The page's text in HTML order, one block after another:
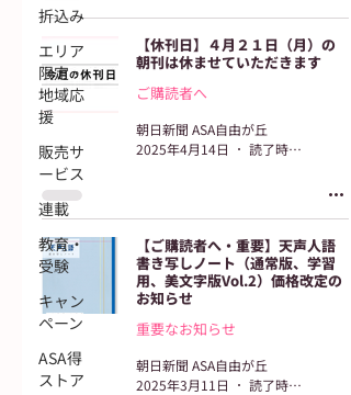
折込み
エリア
限定・
地域応
援
販売サ
ービス
連載
教育・
受験
キャン
ペーン
ASA得
ストア
【休刊日】４月２１日（月）の
朝刊は休ませていただきます
ご購読者へ
朝日新聞 ASA自由が丘
2025年4月14日
読了時間: 2分
【ご購読者へ・重要】天声人語
書き写しノート（通常版、学習
用、美文字版Vol.2）価格改定の
お知らせ
重要なお知らせ
朝日新聞 ASA自由が丘
2025年3月11日
読了時間: 1分